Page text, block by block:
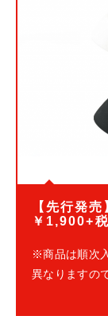
【先行発
￥1,900+税
※商品は順次
異なりますの